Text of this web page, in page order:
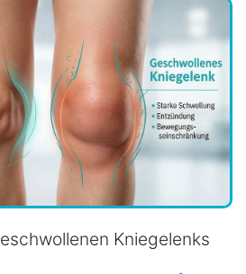
Kniegelenks